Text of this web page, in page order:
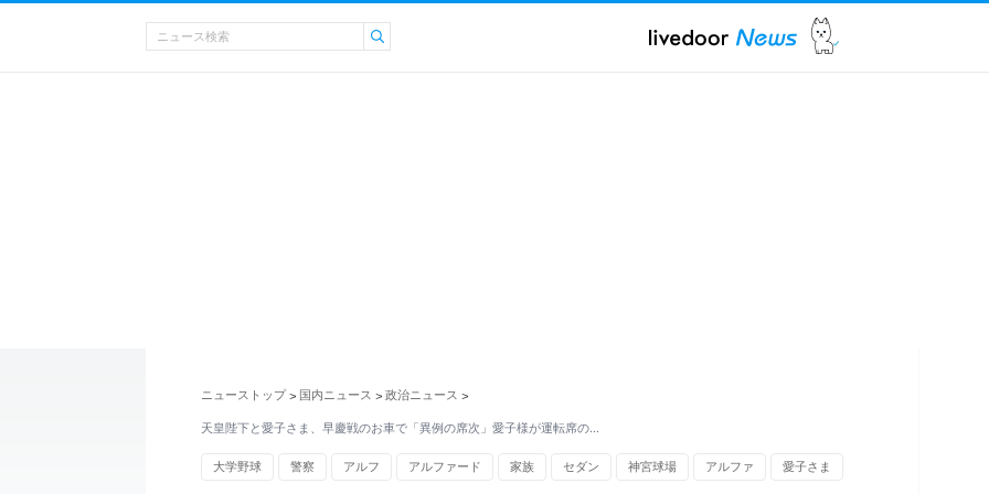
ニューストップ > 国内ニュース > 政治ニュース >
天皇陛下と愛子さま、早慶戦のお車で「異例の席次」愛子様が運転席の…
大学野球 警察 アルフ アルファード 家族 セダン 神宮球場 アルファ 愛子さま